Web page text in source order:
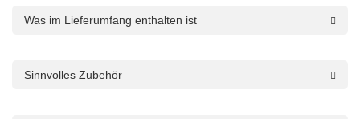
Was im Lieferumfang enthalten ist
Sinnvolles Zubehör